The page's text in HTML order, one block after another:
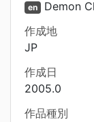
en Demon
作成地
JP
作成日
2005.0
作品種別